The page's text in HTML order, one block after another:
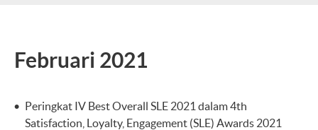
Februari 2021
Peringkat IV Best Overall SLE 2021 dalam 4th
Satisfaction, Loyalty, Engagement (SLE) Awards 2021